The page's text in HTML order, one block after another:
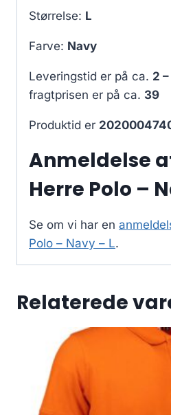
Størrelse: L
Farve: Navy
Leveringstid er på ca. 2
fragtprisen er på ca. 39
Produktid er
Anmeldelse
Herre Polo –
Se om vi har en
Polo – Navy – L.
Relaterede